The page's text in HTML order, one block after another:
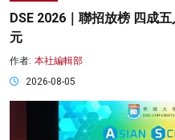
DSE 2026｜聯招放榜 四成
元
作者: 本社編輯部
2026-08-05